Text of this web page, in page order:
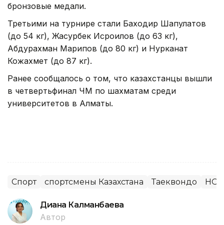
бронзовые медали.
Третьими на турнире стали Баходир Шапулатов
(до 54 кг), Жасурбек Исроилов (до 63 кг),
Абдурахман Марипов (до 80 кг) и Нурканат
Кожахмет (до 87 кг).
Ранее сообщалось о том, что казахстанцы вышли
в четвертьфинал ЧМ по шахматам среди
университетов в Алматы.
Спорт спортсмены Казахстана Таеквондо НОК
Диана Калманбаева
Автор